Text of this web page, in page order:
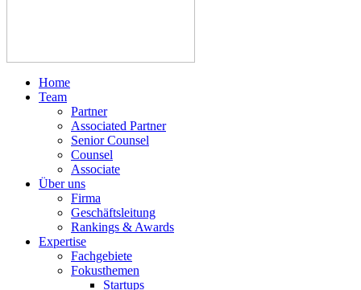
Home
Team
Partner
Associated Partner
Senior Counsel
Counsel
Associate
Über uns
Firma
Geschäftsleitung
Rankings & Awards
Expertise
Fachgebiete
Fokusthemen
Startups